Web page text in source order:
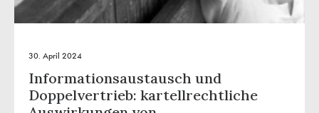
30. April 2024
Informationsaustausch und
Doppelvertrieb: kartellrechtliche